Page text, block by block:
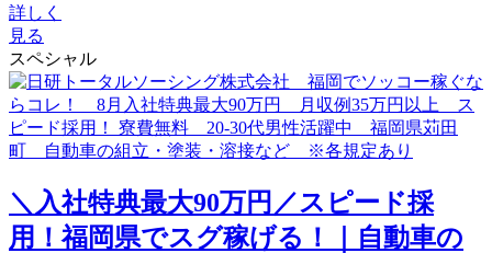
詳しく
見る
スペシャル
＼入社特典最大90万円／スピード採
用！福岡県でスグ稼げる！｜自動車の